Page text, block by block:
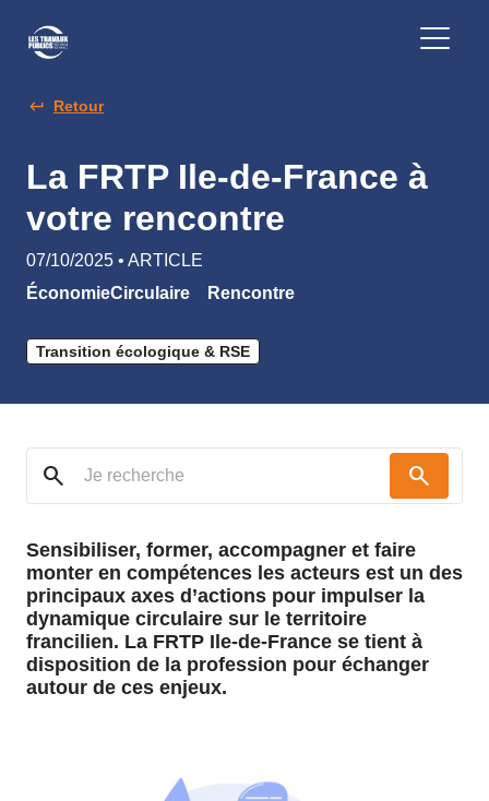
Retour
La FRTP Ile-de-France à
votre rencontre
07/10/2025 • ARTICLE
ÉconomieCirculaire
Rencontre
Transition écologique & RSE
search search
Sensibiliser, former, accompagner et faire
monter en compétences les acteurs est un des
principaux axes d’actions pour impulser la
dynamique circulaire sur le territoire
francilien. La FRTP Ile-de-France se tient à
disposition de la profession pour échanger
autour de ces enjeux.